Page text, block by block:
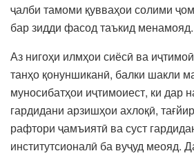
ҷалби тамоми қувваҳои солими
бар зидди фасод таъкид менамояд.
Аз нигоҳи илмҳои сиёсӣ ва
танҳо қонуншиканӣ, балки шакли
муносибатҳои иҷтимоиест, ки дар
гардидани арзишҳои ахлоқӣ,
рафтори ҷамъиятӣ ва суст
институтсионалӣ ба вуҷуд меояд.